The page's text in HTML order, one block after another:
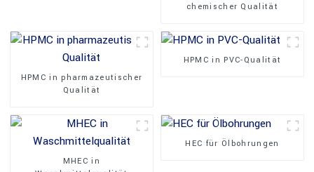
chemischer Qualität
HPMC in pharmazeutischer
Qualität
HPMC in PVC-Qualität
MHEC in
HEC für Ölbohrungen